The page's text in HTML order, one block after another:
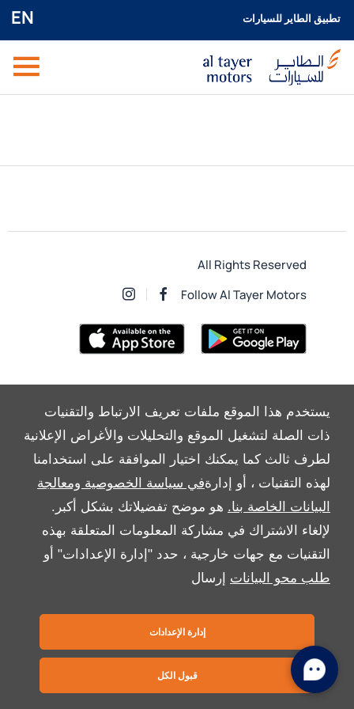
يستخدم هذا الموقع ملفات تعريف الارتباط والتقنيات
ذات الصلة لتشغيل الموقع والتحليلات والأغراض الإعلانية
لطرف ثالث كما يمكنك اختيار الموافقة على استخدامنا
لهذه التقنيات ، أو إدارةفي سياسة الخصوصية ومعالجة
البيانات الخاصة بنا. هو موضح تفضيلاتك بشكل أكبر.
لإلغاء الاشتراك في مشاركة المعلومات المتعلقة بهذه
التقنيات مع جهات خارجية ، حدد "إدارة الإعدادات" أو
طلب محو البيانات إرسال
إدارة الإعدادات
قبول الكل
EN تطبيق الطاير للسيارات
All Rights Reserved
Follow Al Tayer Motors
Copyright © 2026 Al Tayer Motors